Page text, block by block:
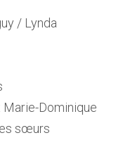
/ Lynda
Dominique
sœurs